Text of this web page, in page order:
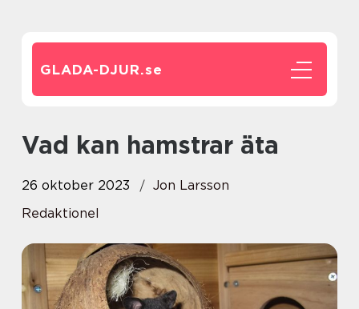
GLADA-DJUR.se
Vad kan hamstrar äta
26 oktober 2023
Jon Larsson
Redaktionel